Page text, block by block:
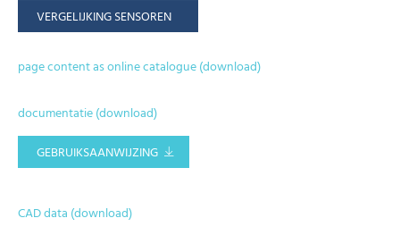
VERGELIJKING SENSOREN
page content as online catalogue (download)
documentatie (download)
GEBRUIKSAANWIJZING
CAD data (download)